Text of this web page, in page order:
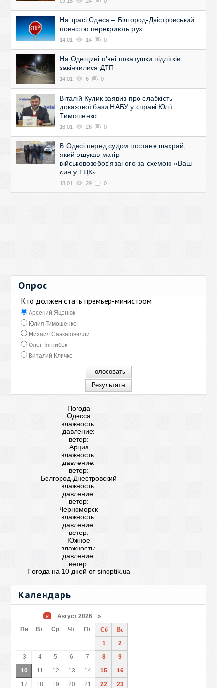
На трасі Одеса – Білгород-Дністровський
повністю перекриють рух
14:01 14 0
На Одещині п'яні покатушки підлітків
закінчилися ДТП
14:01 6 0
Віталій Кулик заявив про слабкість
доказової бази НАБУ у справі Юлії
Тимошенко
18:01 26 0
В Одесі перед судом постане шахрай,
який ошукав матір
військовозобов'язаного за схемою «Ваш
син у ТЦК»
18:01 29 0
Опрос
Кто должен стать премьер-министром
Арсений Яценюк
Юлия Тимошенко
Михаил Саакашвилли
Олег Тягнибок
Виталий Кличко
Погода
Одесса
влажность:
давление:
ветер:
Арциз
влажность:
давление:
ветер:
Белгород-Днестровский
влажность:
давление:
ветер:
Черноморск
влажность:
давление:
ветер:
Южное
влажность:
давление:
ветер:
Погода на 10 дней отsinoptik.ua
Календарь
« Август 2026 »
Пн
Вт Ср Чт Пт Сб
Вс
1
2
3
4 5 6 7 8
9
10
11 12 13 14 15
16
17
18 19 20 21 22
23